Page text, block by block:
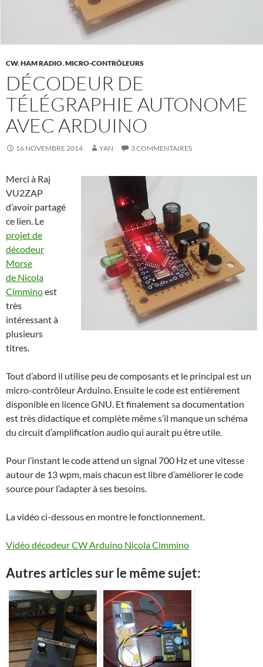
CW,HAM RADIO,MICRO-CONTRÔLEURS
DÉCODEUR DE
TÉLÉGRAPHIE AUTONOME
AVEC ARDUINO
16 NOVEMBRE 2014 YAN 3 COMMENTAIRES
Merci à Raj
VU2ZAP
d’avoir partagé
ce lien. Le
projet de
décodeur
Morse
de Nicola
Cimminoest
très
intéressant à
plusieurs
titres.
Tout d’abord il utilise peu de composants et le principal est un
micro-contrôleur Arduino. Ensuite le code est entièrement
disponible en licence GNU. Et finalement sa documentation
est très didactique et complète même s’il manque un schéma
du circuit d’amplification audio qui aurait pu être utile.
Pour l’instant le code attend un signal 700 Hz et une vitesse
autour de 13 wpm, mais chacun est libre d’améliorer le code
source pour l’adapter à ses besoins.
La vidéo ci-dessous en montre le fonctionnement.
Vidéo décodeur CW Arduino Nicola Cimmino
Autres articles sur le même sujet: